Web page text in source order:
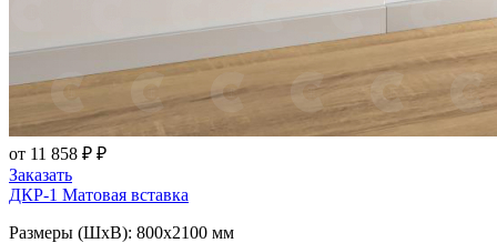
от 11 858 ₽ ₽
Заказать
ДКР-1 Матовая вставка
Размеры (ШxВ): 800x2100 мм